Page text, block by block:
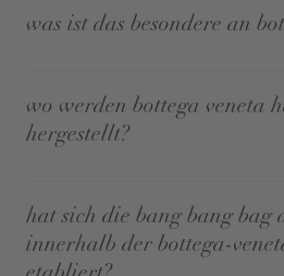
was ist das besondere an
wo werden bottega veneta
hergestellt?
hat sich die bang bang bag
innerhalb der bottega-